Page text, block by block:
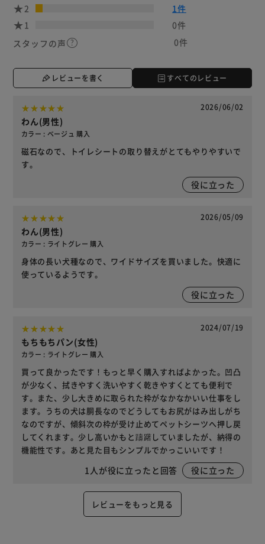
2
1件
1
0件
スタッフの声
0件
レビューを書く すべてのレビュー
2026/06/02
わん(男性)
カラー : ベージュ 購入
磁石なので、トイレシートの取り替えがとてもやりやすいで
す。
役に立った
2026/05/09
わん(男性)
カラー : ライトグレー 購入
身体の長い犬種なので、ワイドサイズを買いました。快適に
使っているようです。
役に立った
2024/07/19
もちもちパン(女性)
カラー : ライトグレー 購入
買って良かったです！もっと早く購入すればよかった。凹凸
が少なく、拭きやすく洗いやすく乾きやすくとても便利で
す。また、少し大きめに取られた枠がなかなかいい仕事をし
ます。うちの犬は胴長なのでどうしてもお尻がはみ出しがち
なのですが、傾斜次の枠が受け止めてペットシーツへ押し戻
してくれます。少し高いかもと躊躇していましたが、納得の
機能性です。あと見た目もシンプルでかっこいいです！
1 人が役に立ったと回答 役に立った
レビューをもっと見る